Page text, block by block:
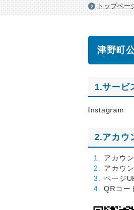
トップペー
津野町
1.サービ
Instagram
2.アカウ
アカ
アカウ
ペー
QR